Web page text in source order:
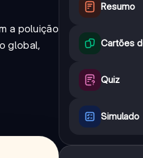
a poluição
global,
Resumo
Cartões
Quiz
Simulado